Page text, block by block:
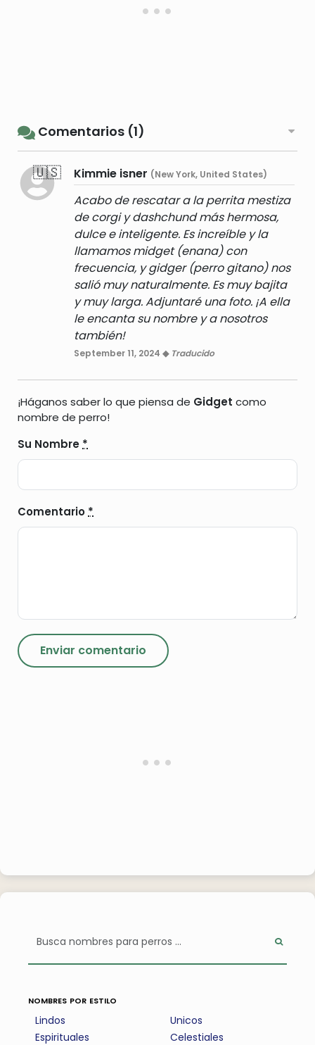
Comentarios (1)
🇺🇸 Kimmie isner (New York, United States)
Acabo de rescatar a la perrita mestiza
de corgi y dashchund más hermosa,
dulce e inteligente. Es increíble y la
llamamos midget (enana) con
frecuencia, y gidger (perro gitano) nos
salió muy naturalmente. Es muy bajita
y muy larga. Adjuntaré una foto. ¡A ella
le encanta su nombre y a nosotros
también!
September 11, 2024 ◆ Traducido
¡Háganos saber lo que piensa de Gidget como
nombre de perro!
Su Nombre *
Comentario *
nombres por estilo
Lindos
Espirituales
Unicos
Celestiales